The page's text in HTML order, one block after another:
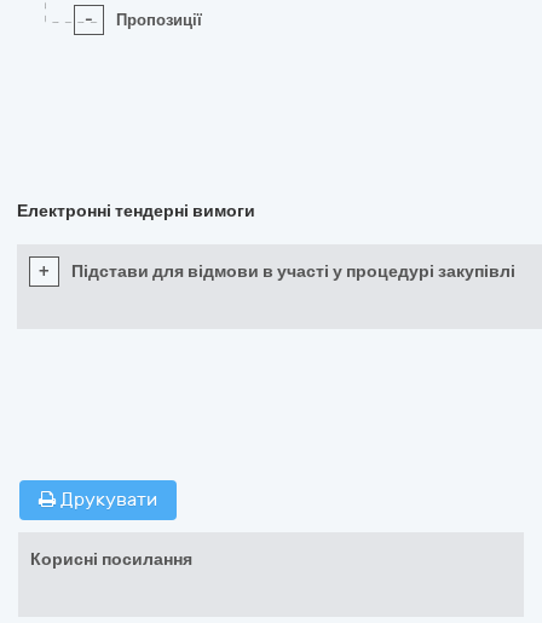
- Пропозиції
Електронні тендерні вимоги
+ Підстави для відмови в участі у процедурі закупівлі
Друкувати
Корисні посилання